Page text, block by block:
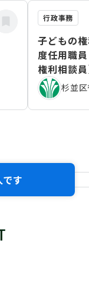
行政事務
子どもの
度任用職
権利相談
（2026年
杉並
す